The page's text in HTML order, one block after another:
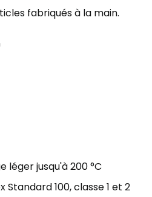
fabriqués à la main.
léger jusqu'à 200 °C
Standard 100, classe 1 et 2